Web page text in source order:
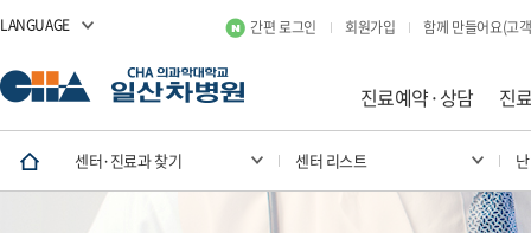
LANGUAGE 간편 로그인 회원가입 함께 만들어요(고
진료예약·상담 진
센터·진료과 찾기 센터 리스트